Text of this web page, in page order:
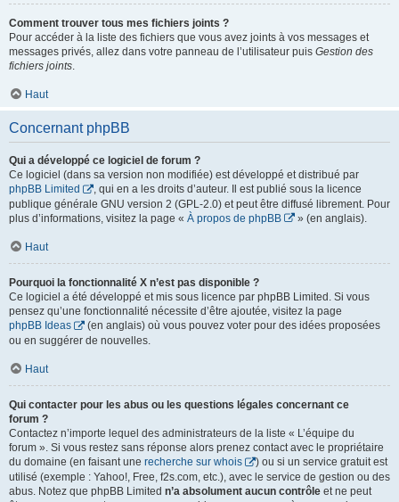
Comment trouver tous mes fichiers joints ?
Pour accéder à la liste des fichiers que vous avez joints à vos messages et
messages privés, allez dans votre panneau de l’utilisateur puis Gestion des
fichiers joints.
Haut
Concernant phpBB
Qui a développé ce logiciel de forum ?
Ce logiciel (dans sa version non modifiée) est développé et distribué par
phpBB Limited
, qui en a les droits d’auteur. Il est publié sous la licence
publique générale GNU version 2 (GPL-2.0) et peut être diffusé librement. Pour
plus d’informations, visitez la page « À propos de phpBB » (en anglais).
Haut
Pourquoi la fonctionnalité X n’est pas disponible ?
Ce logiciel a été développé et mis sous licence par phpBB Limited. Si vous
pensez qu’une fonctionnalité nécessite d’être ajoutée, visitez la page
phpBB Ideas
(en anglais) où vous pouvez voter pour des idées proposées
ou en suggérer de nouvelles.
Haut
Qui contacter pour les abus ou les questions légales concernant ce
forum ?
Contactez n’importe lequel des administrateurs de la liste « L’équipe du
forum ». Si vous restez sans réponse alors prenez contact avec le propriétaire
du domaine (en faisant une recherche sur whois
) ou si un service gratuit est
utilisé (exemple : Yahoo!, Free, f2s.com, etc.), avec le service de gestion ou des
abus. Notez que phpBB Limited n’a absolument aucun contrôle et ne peut